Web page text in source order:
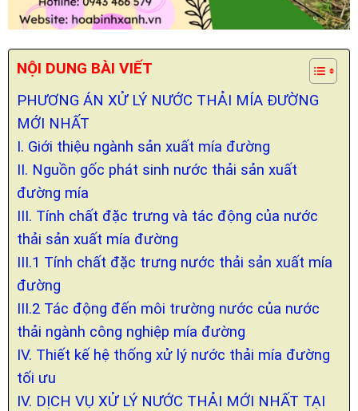
NỘI DUNG BÀI VIẾT
PHƯƠNG ÁN XỬ LÝ NƯỚC THẢI MÍA ĐƯỜNG
MỚI NHẤT
I. Giới thiệu ngành sản xuất mía đường
II. Nguồn gốc phát sinh nước thải sản xuất
đường mía
III. Tính chất đặc trưng và tác động của nước
thải sản xuất mía đường
III.1 Tính chất đặc trưng nước thải sản xuất mía
đường
III.2 Tác động đến môi trường nước của nước
thải ngành công nghiệp mía đường
IV. Thiết kế hệ thống xử lý nước thải mía đường
tối ưu
IV. DỊCH VỤ XỬ LÝ NƯỚC THẢI MỚI NHẤT TẠI